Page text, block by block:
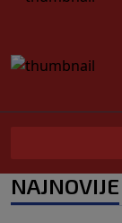
NAJNOVIJE